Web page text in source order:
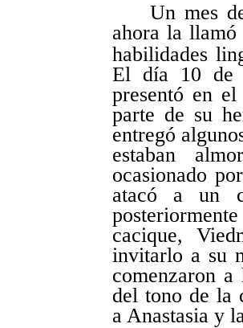
Un mes
ahora la
habilidades
El día 10 de
presentó en
parte de su
entregó
estaban
ocasionado
atacó a un
cacique,
invitarlo a su
comenzaron
del tono de la
a Anastasia y